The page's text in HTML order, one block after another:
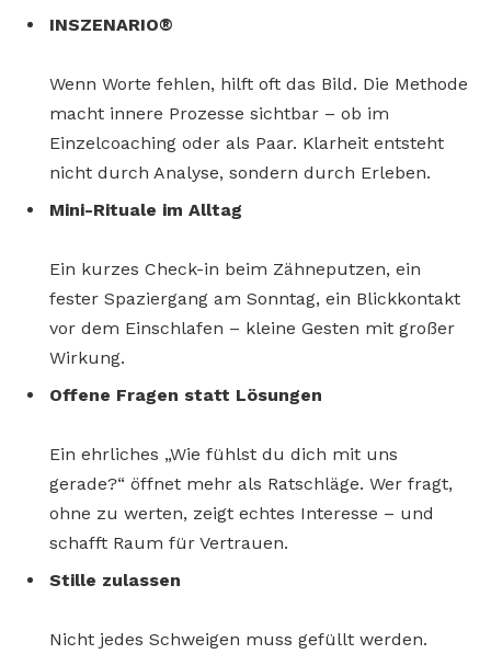
INSZENARIO®
Wenn Worte fehlen, hilft oft das Bild. Die Methode
macht innere Prozesse sichtbar – ob im
Einzelcoaching oder als Paar. Klarheit entsteht
nicht durch Analyse, sondern durch Erleben.
Mini-Rituale im Alltag
Ein kurzes Check-in beim Zähneputzen, ein
fester Spaziergang am Sonntag, ein Blickkontakt
vor dem Einschlafen – kleine Gesten mit großer
Wirkung.
Offene Fragen statt Lösungen
Ein ehrliches „Wie fühlst du dich mit uns
gerade?“ öffnet mehr als Ratschläge. Wer fragt,
ohne zu werten, zeigt echtes Interesse – und
schafft Raum für Vertrauen.
Stille zulassen
Nicht jedes Schweigen muss gefüllt werden.